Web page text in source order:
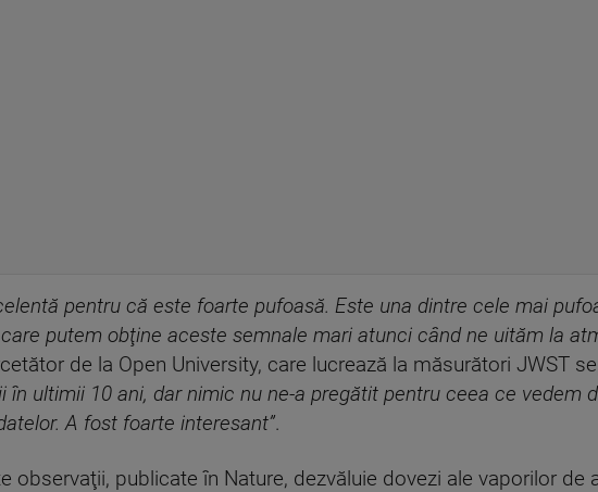
pentru că este foarte pufoasă. Este una dintre cele mai
putem obţine aceste semnale mari atunci când ne uităm la
de la Open University, care lucrează la măsurători JWST
în ultimii 10 ani, dar nimic nu ne-a pregătit pentru ceea ce vedem
A fost foarte interesant”.
observaţii, publicate în Nature, dezvăluie dovezi ale vaporilor de